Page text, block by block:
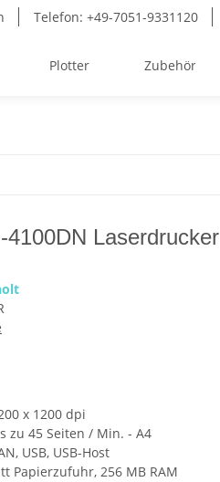
Telefon: +49-7051-9331120
Plotter Zubehör
Laserdrucker
x 1200 dpi
zu 45 Seiten / Min. - A4
USB, USB-Host
Papierzufuhr, 256 MB RAM